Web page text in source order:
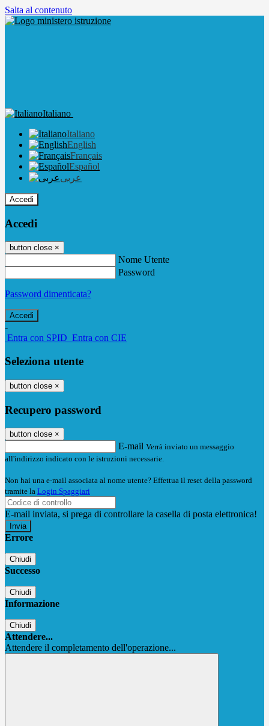
Salta al contenuto
Italiano
Italiano
English
Français
Español
عربى
Accedi
Accedi
button close ×
Nome Utente
Password
Password dimenticata?
-
Entra con SPID Entra con CIE
Seleziona utente
button close ×
Recupero password
button close ×
E-mail Verrà inviato un messaggio
all'indirizzo indicato con le istruzioni necessarie.
Non hai una e-mail associata al nome utente? Effettua il reset della password
tramite la Login Spaggiari
E-mail inviata, si prega di controllare la casella di posta elettronica!
Errore
Chiudi
Successo
Chiudi
Informazione
Chiudi
Attendere...
Attendere il completamento dell'operazione...